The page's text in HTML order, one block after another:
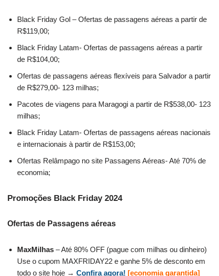
Black Friday Gol – Ofertas de passagens aéreas a partir de
R$119,00;
Black Friday Latam- Ofertas de passagens aéreas a partir
de R$104,00;
Ofertas de passagens aéreas flexíveis para Salvador a partir
de R$279,00- 123 milhas;
Pacotes de viagens para Maragogi a partir de R$538,00- 123
milhas;
Black Friday Latam- Ofertas de passagens aéreas nacionais
e internacionais à partir de R$153,00;
Ofertas Relâmpago no site Passagens Aéreas- Até 70% de
economia;
Promoções Black Friday 2024
Ofertas de Passagens aéreas
MaxMilhas – Até 80% OFF (pague com milhas ou dinheiro)
Use o cupom MAXFRIDAY22 e ganhe 5% de desconto em
todo o site hoje → Confira agora! [economia garantida]